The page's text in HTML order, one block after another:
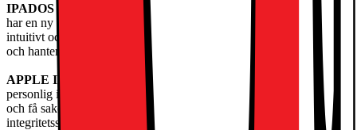
IPADOS– Kör proffsappar och få mer gjort med iPadOS26, som
har en ny Liquid Glass-design och nya smarta funktioner. Ett
intuitivt och flexibelt fönstersystem gör att du kan styra, organisera
och hantera dina arbetsflöden bättre än någonsin.
APPLE INTELLIGENCE– Apple Intelligence är ett system för
personlig intelligens som hjälper dig att kommunicera, uttrycka dig
och få saker gjorda på ett enklaresätt – med banbrytande
integritetsskydd i varje steg.